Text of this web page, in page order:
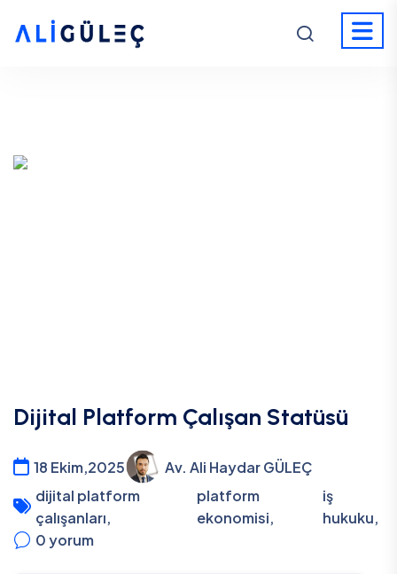
Dijital Platform Çalışan Statüsü
18 Ekim,2025
Av. Ali Haydar GÜLEÇ
dijital platform
çalışanları,
platform
ekonomisi,
iş
hukuku,
0yorum